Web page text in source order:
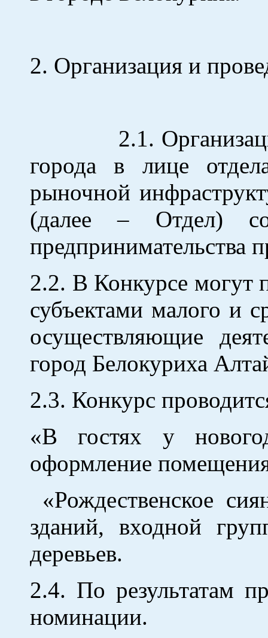
2. Организация и
2.1. Организацию и
города в лице
рыночной
(далее – Отдел)
предпринимательства
2.2. В Конкурсе могут
субъектами малого и
осуществляющие
город Белокуриха
2.3. Конкурс
«В гостях у
оформление
«Рождественское
зданий, входной
деревьев.
2.4. По результатам
номинации.